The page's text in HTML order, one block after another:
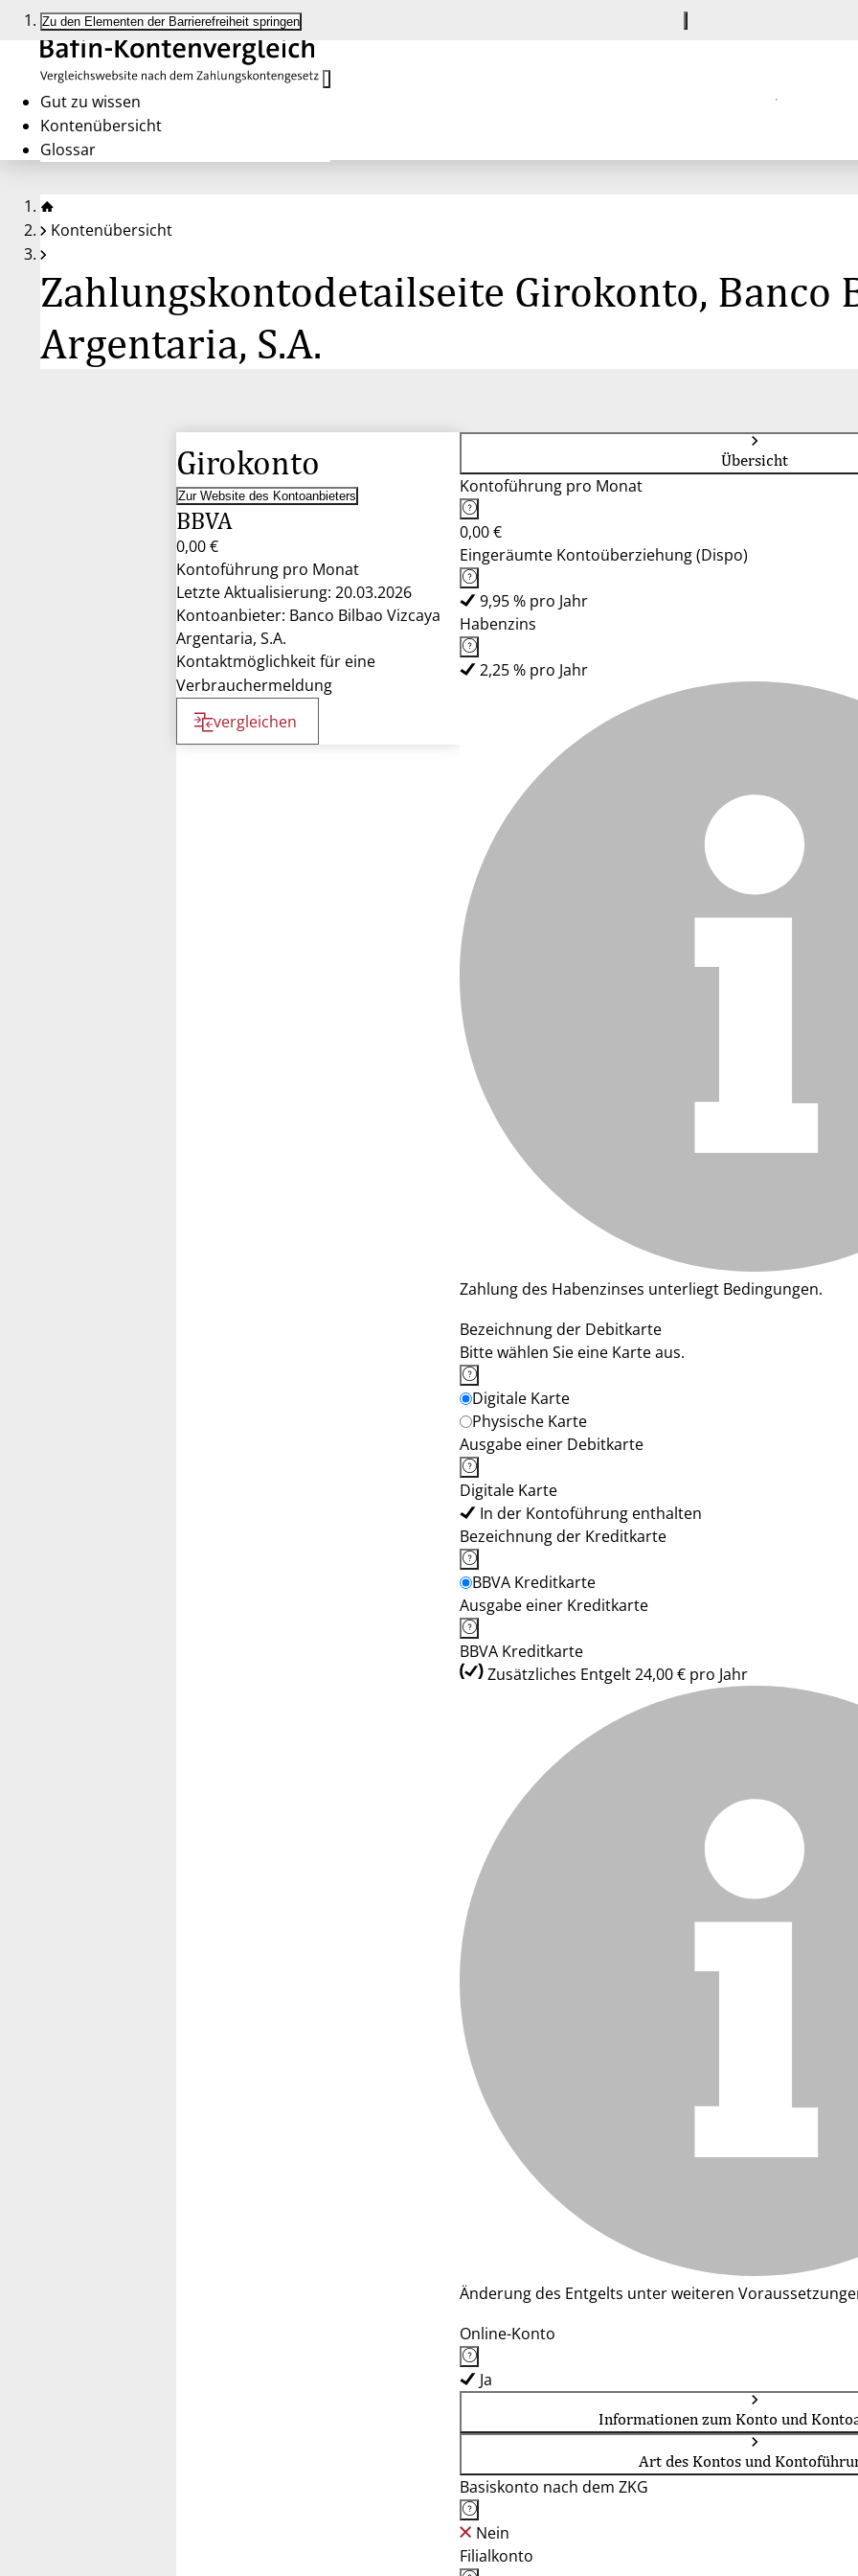
Zu den Elementen der Barrierefreiheit springen
Gut zu wissen
Kontenübersicht
Glossar
Kontenübersicht
Zahlungskontodetailseite Girokonto, Banco
Argentaria, S.A.
Girokonto
Zur Website des Kontoanbieters
BBVA
0,00 €
Kontoführung pro Monat
Letzte Aktualisierung: 20.03.2026
Kontoanbieter: Banco Bilbao Vizcaya
Argentaria, S.A.
Kontaktmöglichkeit für eine
Verbrauchermeldung
vergleichen
Übersicht
Kontoführung pro Monat
0,00 €
Eingeräumte Kontoüberziehung (Dispo)
9,95 % pro Jahr
Habenzins
2,25 % pro Jahr
Zahlung des Habenzinses unterliegt Bedingungen.
Bezeichnung der Debitkarte
Bitte wählen Sie eine Karte aus.
Digitale Karte
Physische Karte
Ausgabe einer Debitkarte
Digitale Karte
In der Kontoführung enthalten
Bezeichnung der Kreditkarte
BBVA Kreditkarte
Ausgabe einer Kreditkarte
BBVA Kreditkarte
Zusätzliches Entgelt 24,00 € pro Jahr
Änderung des Entgelts unter weiteren
Online-Konto
Ja
Informationen zum Konto und
Art des Kontos und
Basiskonto nach dem ZKG
Nein
Filialkonto